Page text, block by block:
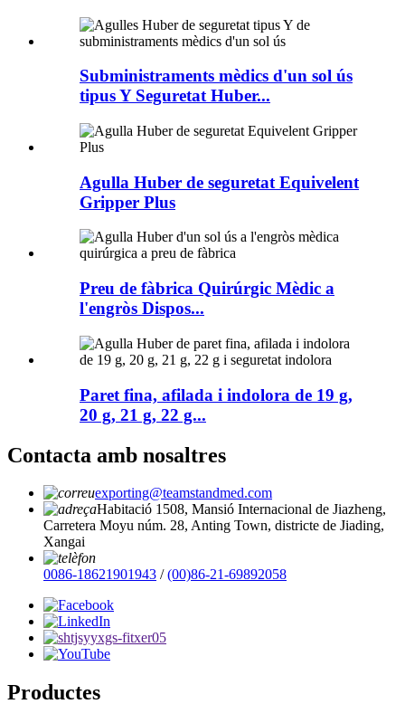
Subministraments mèdics d'un sol ús
tipus Y Seguretat Huber...
Agulla Huber de seguretat Equivelent
Gripper Plus
Preu de fàbrica Quirúrgic Mèdic a
l'engròs Dispos...
Paret fina, afilada i indolora de 19 g,
20 g, 21 g, 22 g...
Contacta amb nosaltres
exporting@teamstandmed.com
Habitació 1508, Mansió Internacional de Jiazheng,
Carretera Moyu núm. 28, Anting Town, districte de Jiading,
Xangai
0086-18621901943 /(00)86-21-69892058
Productes